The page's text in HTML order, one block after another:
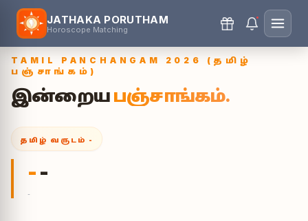
JATHAKA PORUTHAM
Horoscope Matching
TAMIL PANCHANGAM 2026 (தமிழ்
பஞ்சாங்கம்)
இன்றைய பஞ்சாங்கம்.
தமிழ் வருடம் -
--
-